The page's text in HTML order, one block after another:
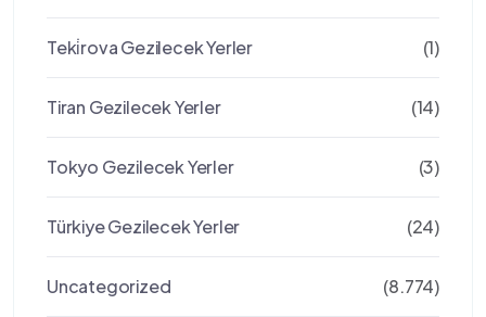
Teki̇rova Gezilecek Yerler (1)
Tiran Gezilecek Yerler (14)
Tokyo Gezilecek Yerler (3)
Türkiye Gezilecek Yerler (24)
Uncategorized (8.774)